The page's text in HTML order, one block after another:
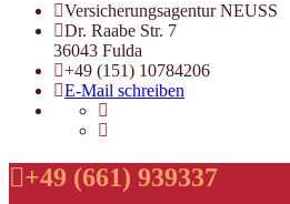
Versicherungsagentur NEUSS
Dr. Raabe Str. 7
36043 Fulda
+49 (151) 10784206
E-Mail schreiben
+49 (661) 939337